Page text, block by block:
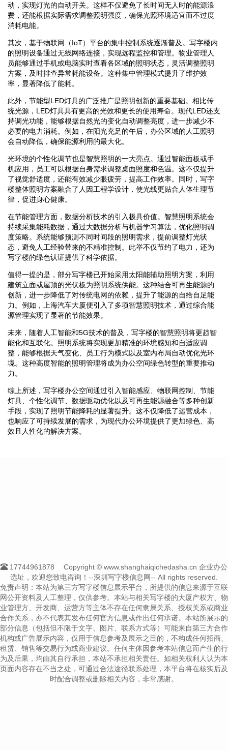
动，实现灯光的自动开关。这样不仅避免了长时间无人时的能源浪
费，还能根据实际需求调整照明强度，确保光照环境适宜而不过度
消耗电能。
其次，基于物联网（IoT）平台的集中控制系统逐渐普及。写字楼内
的照明设备通过无线网络连接，实现远程监控和管理。物业管理人
员能够通过手机或电脑实时查看各区域的照明状态，灵活调整照明
方案，及时排查异常耗能设备。这种集中管理模式提升了维护效
率，显著降低了能耗。
此外，节能型LED灯具的广泛推广是照明创新的重要基础。相比传
统光源，LED灯具具有更高的光效和更长的使用寿命。现代LED还支
持调光功能，能够根据自然光的变化自动调整亮度，进一步减少不
必要的电力消耗。例如，在阳光充足的午后，办公区域的人工照明
会自动降低，确保能源利用的最大化。
光环境的个性化调节也是智慧照明的一大亮点。通过智能面板或手
机应用，员工可以根据自身需求调整桌面照度和色温。这不仅提升
了视觉舒适度，还能有效减少眼疲劳，提高工作效率。同时，写字
楼整体照明方案融合了人因工程学设计，使光线更贴合人体生理节
律，促进身心健康。
在节能管理方面，数据分析技术的引入极具价值。智慧照明系统会
持续采集能耗数据，通过大数据分析与机器学习算法，优化照明调
度策略。系统能够预测不同时间段的照明需求，提前调整灯光状
态，避免人工经验带来的不精准控制。此举不仅节约了电力，还为
写字楼的绿色认证提供了科学依据。
值得一提的是，部分写字楼已开始采用太阳能辅助照明方案，利用
建筑立面或屋顶的光伏板为照明系统供能。这种结合可再生能源的
创新，进一步降低了对传统电网的依赖，提升了能源的自给自足能
力。例如，上海汽车大厦便引入了多项智慧照明技术，通过综合能
源管理实现了显著的节能效果。
未来，随着人工智能和5G技术的普及，写字楼的智慧照明将更趋智
能化和互联化。照明系统将实现更加精准的环境感知和自适应调
整，能够根据天气变化、员工行为模式以及室内布局自动优化光环
境。这种高度智能的照明管理将成为办公空间绿色转型的重要推动
力。
综上所述，写字楼办公空间通过引入智能感应、物联网控制、节能
灯具、个性化调节、数据驱动优化以及可再生能源融合等多种创新
手段，实现了照明节能降耗的显著提升。这不仅降低了运营成本，
也响应了可持续发展的需求，为现代办公环境提供了更加绿色、高
效且人性化的解决方案。
17744961878
Copyright © www.shanghaiqichedasha.cn 企业办公
选址，欢迎您致电咨询！--深圳写字楼信息网-- All rights reserved.
免责声明：本站为第三方写字楼信息展示平台，所提供的信息来源于互联
网公开资料及人工整理，仅供参考。本站与相关写字楼的大厦产权方、物
业管理方、开发商、运营方等主体不存在任何隶属关系、授权关系或商业
合作关系，亦不代表其发布任何官方信息或作出任何承诺。本站所展示的
部分信息（包括但不限于文字、图片、联系方式等）可能来自第三方合作
机构或广告展示内容，仅用于信息参考及展示之目的，不构成任何招商、
租赁、销售等交易行为或商业建议。任何主体因参考本站信息而产生的行
为及后果，均由其自行承担，本站不承担相关责任。如相关权利人认为本
页面内容存在不当之处，可通过合法途径联系处理，本平台将在核实后及
时配合调整或删除相关内容，非常感谢。